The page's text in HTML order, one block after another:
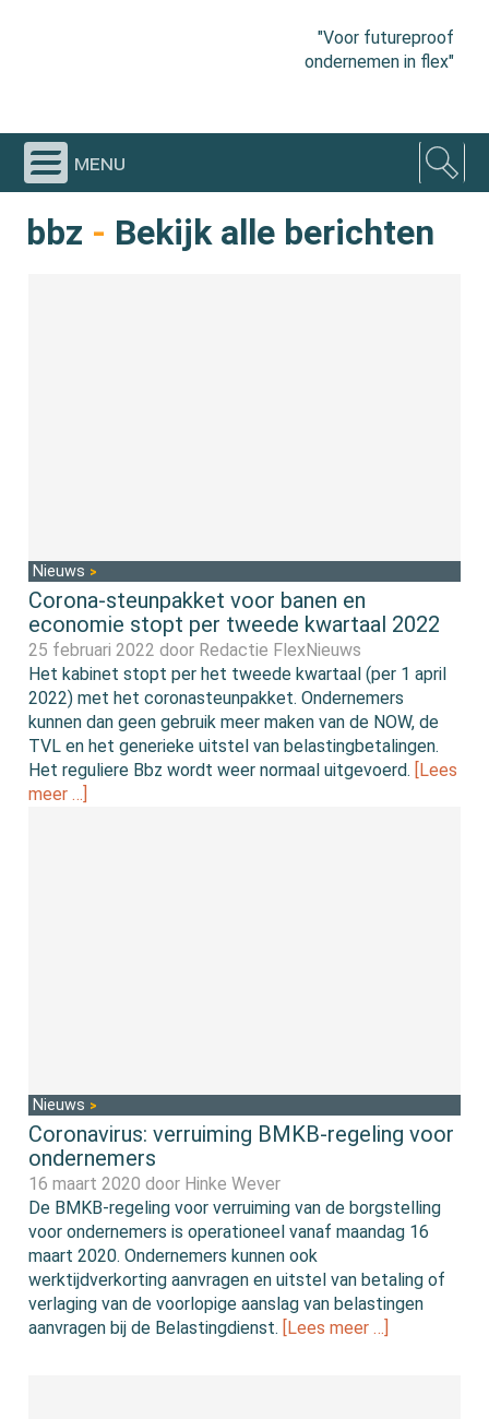
"Voor futureproof
ondernemen in flex"
menu
bbz - Bekijk alle berichten
Nieuws
Corona-steunpakket voor banen en
economie stopt per tweede kwartaal 2022
25 februari 2022 door Redactie FlexNieuws
Het kabinet stopt per het tweede kwartaal (per 1 april
2022) met het coronasteunpakket. Ondernemers
kunnen dan geen gebruik meer maken van de NOW, de
TVL en het generieke uitstel van belastingbetalingen.
Het reguliere Bbz wordt weer normaal uitgevoerd.
[Lees
meer …]
Nieuws
Coronavirus: verruiming BMKB-regeling voor
ondernemers
16 maart 2020 door Hinke Wever
De BMKB-regeling voor verruiming van de borgstelling
voor ondernemers is operationeel vanaf maandag 16
maart 2020. Ondernemers kunnen ook
werktijdverkorting aanvragen en uitstel van betaling of
verlaging van de voorlopige aanslag van belastingen
aanvragen bij de Belastingdienst. [Lees meer …]